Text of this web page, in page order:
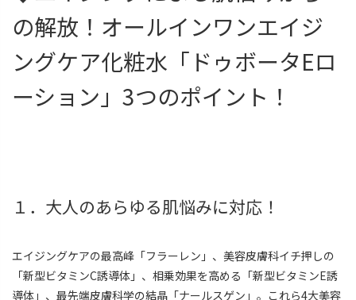
の解放！オールインワンエイジ
ングケア化粧水「ドゥボータEロ
ーション」3つのポイント！
１．大人のあらゆる肌悩みに対応！
エイジングケアの最高峰「フラーレン」、美容皮膚科イチ押しの
「新型ビタミンC誘導体」、相乗効果を高める「新型ビタミンE誘
導体」、最先端皮膚科学の結晶「ナールスゲン」。これら4大美容